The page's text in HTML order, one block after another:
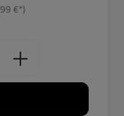
€*)
den